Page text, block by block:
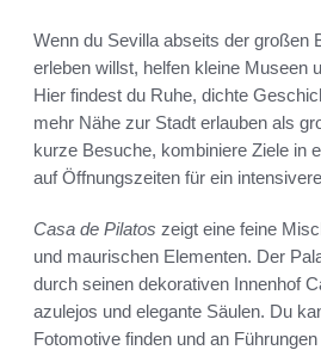
Wenn du Sevilla abseits der großen
erleben willst, helfen kleine Museen
Hier findest du Ruhe, dichte
mehr Nähe zur Stadt erlauben als
kurze Besuche, kombiniere Ziele in
auf Öffnungszeiten für ein
Casa de Pilatos zeigt eine feine
und maurischen Elementen. Der
durch seinen dekorativen Innenhof
azulejos und elegante Säulen. Du
Fotomotive finden und an